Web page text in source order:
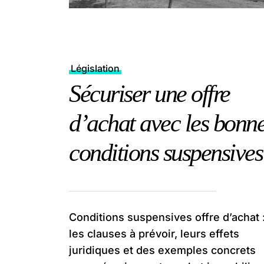
Législation
Sécuriser une offre
d’achat avec les
conditions suspensives
Conditions suspensives offre d’achat
les clauses à prévoir, leurs effets
juridiques et des exemples concrets